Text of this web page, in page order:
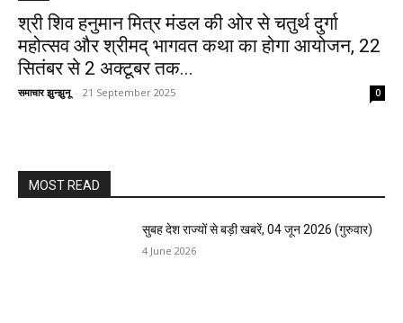
श्री शिव हनुमान मित्र मंडल की ओर से चतुर्थ दुर्गा
महोत्सव और श्रीमद् भागवत कथा का होगा आयोजन, 22
सितंबर से 2 अक्टूबर तक...
समाचार झुन्झुनू - 21 September 2025 0
MOST READ
सुबह देश राज्यों से बड़ी खबरें, 04 जून 2026 (गुरुवार)
4 June 2026